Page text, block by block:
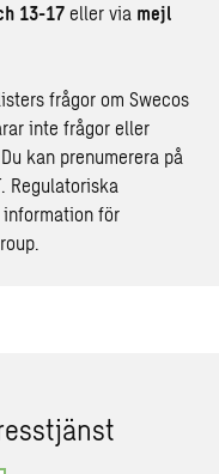
13-17eller via mejl
frågor om Swecos
inte frågor eller
kan prenumerera på
. Regulatoriska
information för
.